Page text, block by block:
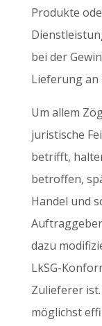
Produkte
bei der
Lieferung an
Um allem
juristische
betrifft,
betroffen,
Handel und
dazu
LkSG-
Zulieferer
möglichst